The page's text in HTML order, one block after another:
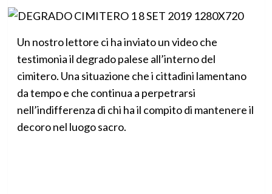
Un nostro lettore ci ha inviato un video che
testimonia il degrado palese all’interno del
cimitero. Una situazione che i cittadini lamentano
da tempo e che continua a perpetrarsi
nell’indifferenza di chi ha il compito di mantenere il
decoro nel luogo sacro.